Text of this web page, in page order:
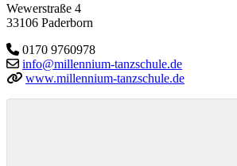
Wewerstraße 4
33106 Paderborn
0170 9760978
info@millennium-tanzschule.de
www.millennium-tanzschule.de